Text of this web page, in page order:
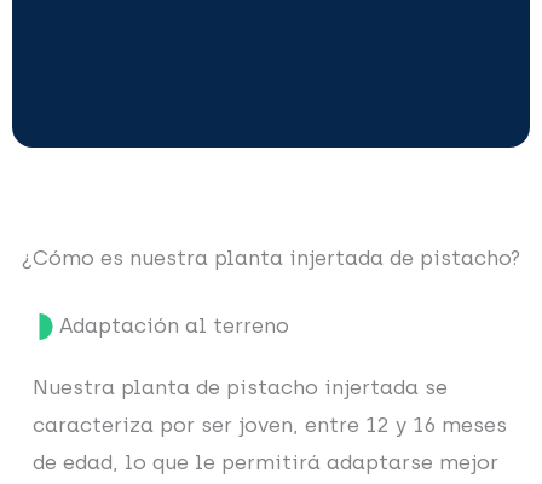
¿Cómo es nuestra planta injertada de pistacho?
Adaptación al terreno
Nuestra planta de pistacho injertada se
caracteriza por ser joven, entre 12 y 16 meses
de edad, lo que le permitirá adaptarse mejor